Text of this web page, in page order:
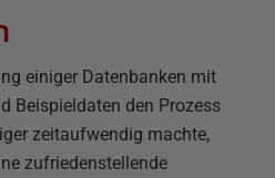
einiger Datenbanken mit
Beispieldaten den Prozess
zeitaufwendig machte,
zufriedenstellende